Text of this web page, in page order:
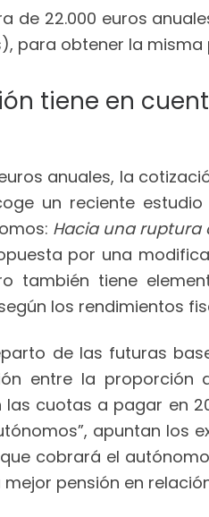
de 22.000 euros
para obtener la misma
tiene en
anuales, la
un reciente
Hacia una ruptura
por una
también tiene
los rendimientos
de las futuras
entre la
cuotas a pagar en
apuntan los
cobrará el
pensión en